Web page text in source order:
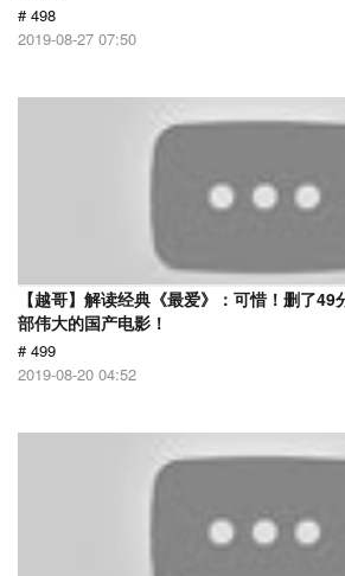
# 498
2019-08-27 07:50
【越哥】解读经典《最爱》：可惜！删了
部伟大的国产电影！
# 499
2019-08-20 04:52